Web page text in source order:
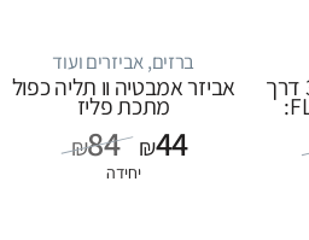
אינטרפוץ לכיור רחצה 3 דרך
ממשטח, סדרה FLOW:
ברזים, אביזרים ועוד
אביזר אמבטיה וו תליה כפול
מתכת פליז
₪84 ₪44
יחידה